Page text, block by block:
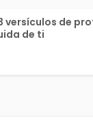
versículos de
de ti